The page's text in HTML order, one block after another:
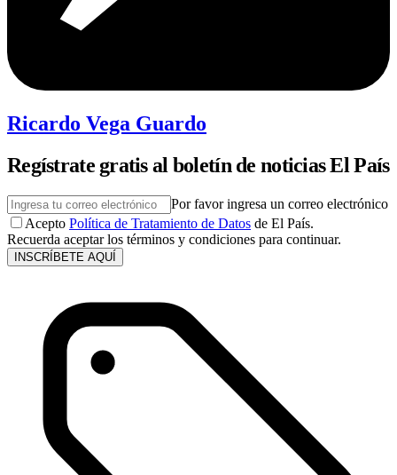
Ricardo Vega Guardo
Regístrate gratis al boletín de noticias El País
Por favor ingresa un correo electrónico
Acepto Política de Tratamiento de Datos de El País.
Recuerda aceptar los términos y condiciones para continuar.
INSCRÍBETE AQUÍ